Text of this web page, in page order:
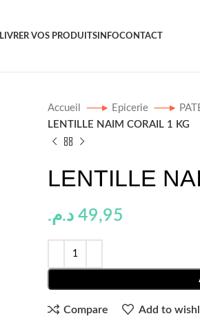
LIVRER VOS PRODUITS INFOCONTACT
Accueil Epicerie
LENTILLE NAIM CORAIL 1 KG
LENTILLE
49,95 د.م.
Compare Add to